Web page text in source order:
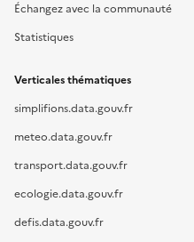
Échangez avec la communauté
Statistiques
Verticales thématiques
simplifions.data.gouv.fr
meteo.data.gouv.fr
transport.data.gouv.fr
ecologie.data.gouv.fr
defis.data.gouv.fr